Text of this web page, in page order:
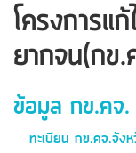
โครงการแ
ยากจน(กข.
ข้อมูล กข.คจ.
ทะเบียน กข.คจ.จัง